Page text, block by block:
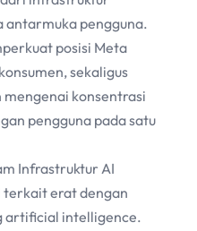
antarmuka pengguna.
posisi Meta
konsumen, sekaligus
konsentrasi
pengguna pada satu
Infrastruktur AI
terkait erat dengan
artificial intelligence.